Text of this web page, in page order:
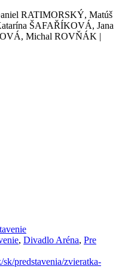
RATIMORSKÝ, Matúš
ŠAFAŘÍKOVÁ, Jana
Michal ROVŇÁK |
, Divadlo Aréna, Pre
predstavenia/zvieratka-